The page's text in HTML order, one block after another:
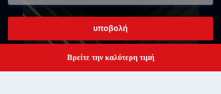
Βρείτε την καλύτερη τιμή
υποβολή
Get a Quote